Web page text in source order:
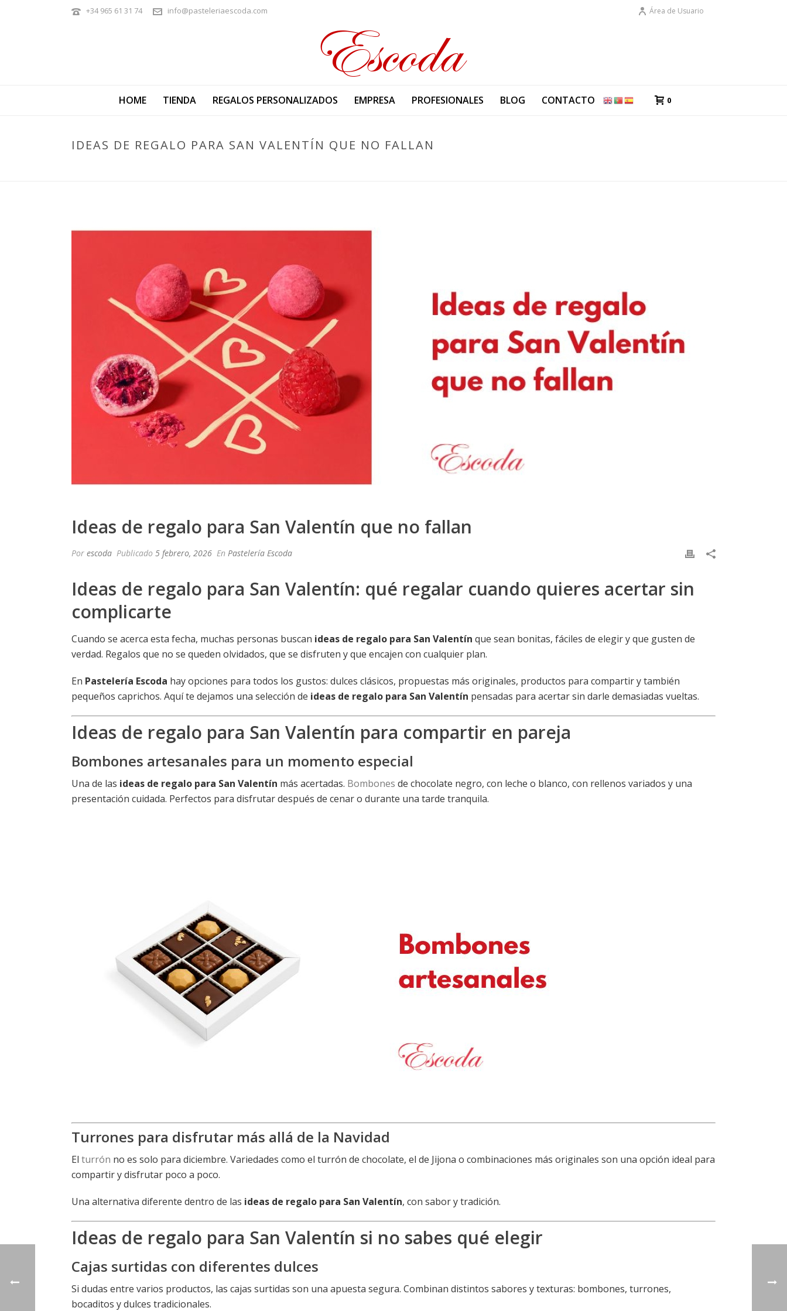
+34 965 61 31 74 info@pasteleriaescoda.com Área de Usuario
HOME TIENDA REGALOS PERSONALIZADOS EMPRESA PROFESIONALES BLOG CONTACTO 0
IDEAS DE REGALO PARA SAN VALENTÍN QUE NO FALLAN
Ideas de regalo para San Valentín que no fallan
Por escoda Publicado 5 febrero, 2026 En Pastelería Escoda
Ideas de regalo para San Valentín: qué regalar cuando quieres acertar sin
complicarte
Cuando se acerca esta fecha, muchas personas buscan ideas de regalo para San Valentín que sean bonitas, fáciles de elegir y que gusten de
verdad. Regalos que no se queden olvidados, que se disfruten y que encajen con cualquier plan.
En Pastelería Escoda hay opciones para todos los gustos: dulces clásicos, propuestas más originales, productos para compartir y también
pequeños caprichos. Aquí te dejamos una selección de ideas de regalo para San Valentín pensadas para acertar sin darle demasiadas vueltas.
Ideas de regalo para San Valentín para compartir en pareja
Bombones artesanales para un momento especial
Una de las ideas de regalo para San Valentín más acertadas. Bombones de chocolate negro, con leche o blanco, con rellenos variados y una
presentación cuidada. Perfectos para disfrutar después de cenar o durante una tarde tranquila.
Turrones para disfrutar más allá de la Navidad
El turrón no es solo para diciembre. Variedades como el turrón de chocolate, el de Jijona o combinaciones más originales son una opción ideal para
compartir y disfrutar poco a poco.
Una alternativa diferente dentro de las ideas de regalo para San Valentín, con sabor y tradición.
Ideas de regalo para San Valentín si no sabes qué elegir
Cajas surtidas con diferentes dulces
Si dudas entre varios productos, las cajas surtidas son una apuesta segura. Combinan distintos sabores y texturas: bombones, turrones,
bocaditos y dulces tradicionales.